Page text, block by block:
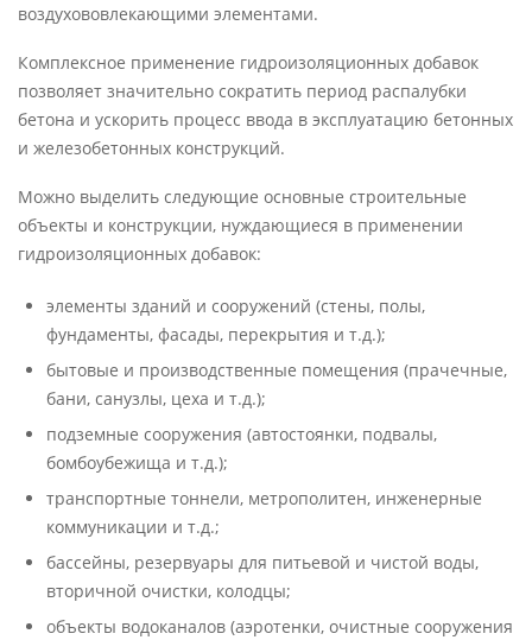
воздухововлекающими элементами.
Комплексное применение гидроизоляционных добавок
позволяет значительно сократить период распалубки
бетона и ускорить процесс ввода в эксплуатацию бетонных
и железобетонных конструкций.
Можно выделить следующие основные строительные
объекты и конструкции, нуждающиеся в применении
гидроизоляционных добавок:
элементы зданий и сооружений (стены, полы,
фундаменты, фасады, перекрытия и т.д.);
бытовые и производственные помещения (прачечные,
бани, санузлы, цеха и т.д.);
подземные сооружения (автостоянки, подвалы,
бомбоубежища и т.д.);
транспортные тоннели, метрополитен, инженерные
коммуникации и т.д.;
бассейны, резервуары для питьевой и чистой воды,
вторичной очистки, колодцы;
объекты водоканалов (аэротенки, очистные сооружения